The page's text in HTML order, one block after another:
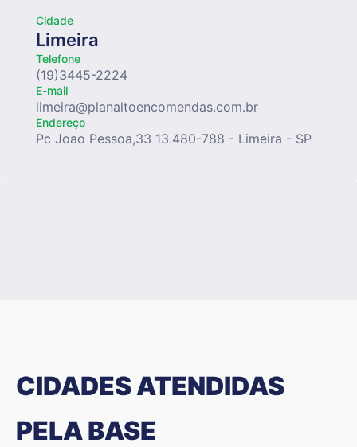
Cidade
Limeira
Telefone
(19)3445-2224
E-mail
limeira@planaltoencomendas.com.br
Endereço
Pc Joao Pessoa,33 13.480-788 - Limeira - SP
CIDADES ATENDIDAS
PELA BASE